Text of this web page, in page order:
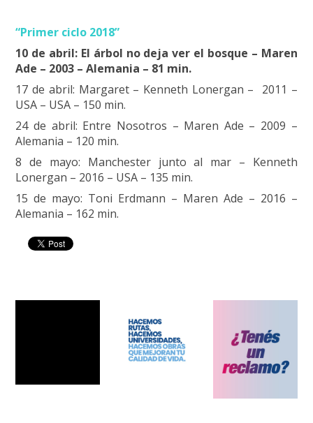
“Primer ciclo 2018”
10 de abril: El árbol no deja ver el bosque – Maren
Ade – 2003 – Alemania – 81 min.
17 de abril: Margaret – Kenneth Lonergan – 2011 –
USA – USA – 150 min.
24 de abril: Entre Nosotros – Maren Ade – 2009 –
Alemania – 120 min.
8 de mayo: Manchester junto al mar – Kenneth
Lonergan – 2016 – USA – 135 min.
15 de mayo: Toni Erdmann – Maren Ade – 2016 –
Alemania – 162 min.